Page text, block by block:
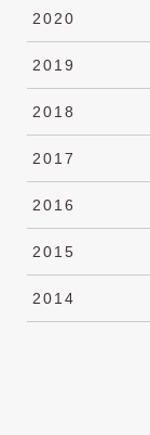
2020
2019
2018
2017
2016
2015
2014